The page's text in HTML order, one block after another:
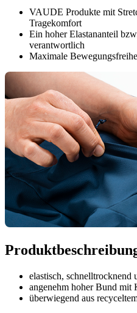
VAUDE Produkte mit
Tragekomfort
Ein hoher Elastananteil
verantwortlich
Maximale
elastisch, schnelltrocknend
angenehm hoher Bund mit
überwiegend aus